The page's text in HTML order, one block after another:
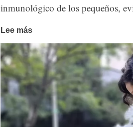
inmunológico de los pequeños,
Lee más